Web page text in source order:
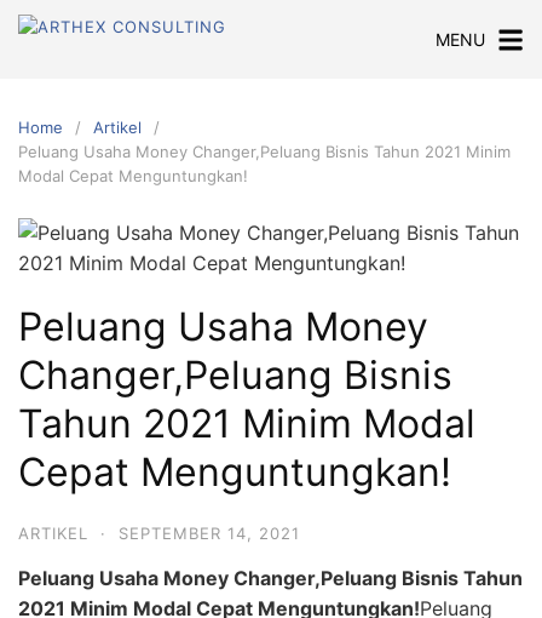
Skip
MENU
Home
Artikel
Peluang Usaha Money Changer,Peluang Bisnis Tahun 2021 Minim
Modal Cepat Menguntungkan!
Peluang Usaha Money
Changer,Peluang Bisnis
Tahun 2021 Minim Modal
Cepat Menguntungkan!
ARTIKEL · SEPTEMBER 14, 2021
Peluang Usaha Money Changer,Peluang Bisnis Tahun
2021 Minim Modal Cepat Menguntungkan!Peluang